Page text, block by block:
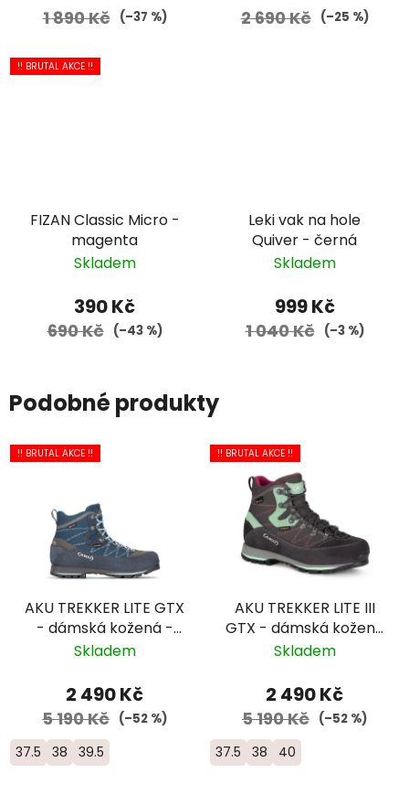
1 890 Kč (–37 %) 2 690 Kč (–25 %)
!! BRUTAL AKCE !!
FIZAN Classic Micro -
magenta
Skladem
390 Kč
690 Kč (–43 %)
Leki vak na hole
Quiver - černá
Skladem
999 Kč
1 040 Kč (–3 %)
Podobné produkty
!! BRUTAL AKCE !!
AKU TREKKER LITE GTX
- dámská kožená -
modrá
Skladem
2 490 Kč
5 190 Kč (–52 %)
37.5 38 39.5
!! BRUTAL AKCE !!
AKU TREKKER LITE III
GTX - dámská kožená
- černá/šedá
Skladem
2 490 Kč
5 190 Kč (–52 %)
37.5 38 40